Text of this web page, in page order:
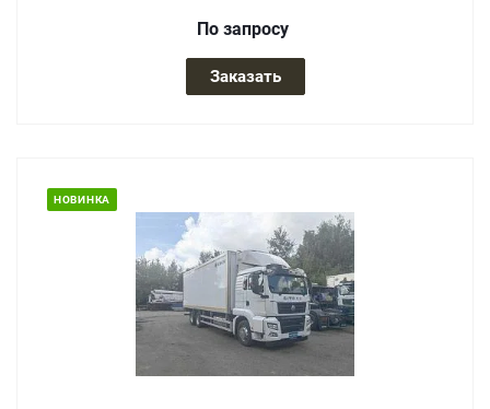
По запросу
Заказать
НОВИНКА